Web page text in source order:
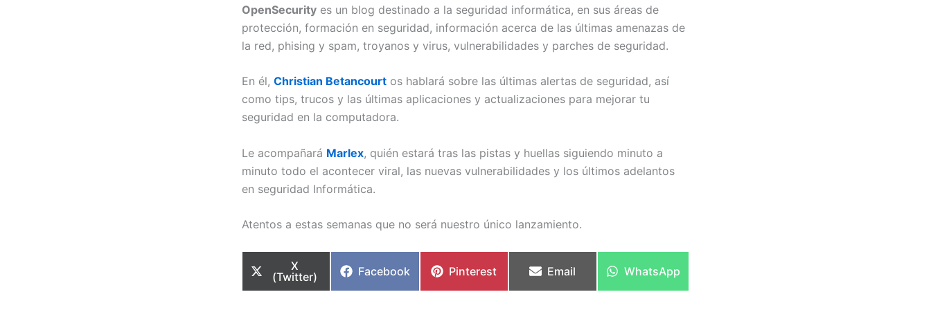
OpenSecurity es un blog destinado a la seguridad informática, en sus áreas de
protección, formación en seguridad, información acerca de las últimas amenazas de
la red, phising y spam, troyanos y virus, vulnerabilidades y parches de seguridad.
En él, Christian Betancourt os hablará sobre las últimas alertas de seguridad, así
como tips, trucos y las últimas aplicaciones y actualizaciones para mejorar tu
seguridad en la computadora.
Le acompañará Marlex, quién estará tras las pistas y huellas siguiendo minuto a
minuto todo el acontecer viral, las nuevas vulnerabilidades y los últimos adelantos
en seguridad Informática.
Atentos a estas semanas que no será nuestro único lanzamiento.
Compartir
en
X
(Twitter)
Compartir
Facebook
Compartir
Pinterest
Compartir
Email
Compartir
WhatsApp